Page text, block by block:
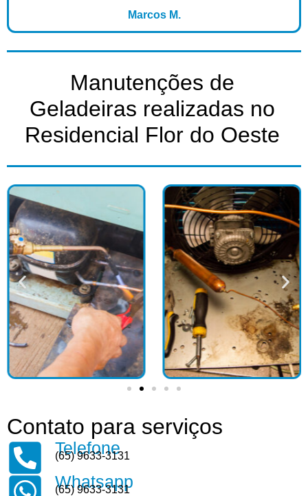
Marcos M.
Manutenções de
Geladeiras realizadas no
Residencial Flor do Oeste​
Contato para serviços
Telefone
(65) 9633-3131
Whatsapp
(65) 9633-3131